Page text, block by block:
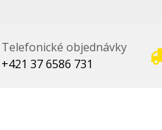
Telefonické objednávky
+421 37 6586 731